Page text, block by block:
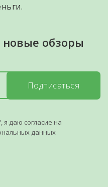
обзоры
Подписаться
я даю согласие на
данных